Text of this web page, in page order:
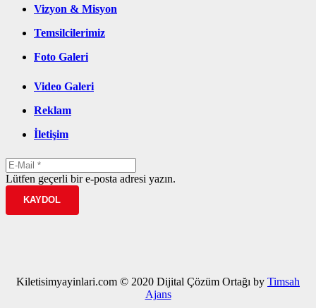
Vizyon & Misyon
Temsilcilerimiz
Foto Galeri
Video Galeri
Reklam
İletişim
Lütfen geçerli bir e-posta adresi yazın.
KAYDOL
Kiletisimyayinlari.com © 2020 Dijital Çözüm Ortağı by Timsah
Ajans